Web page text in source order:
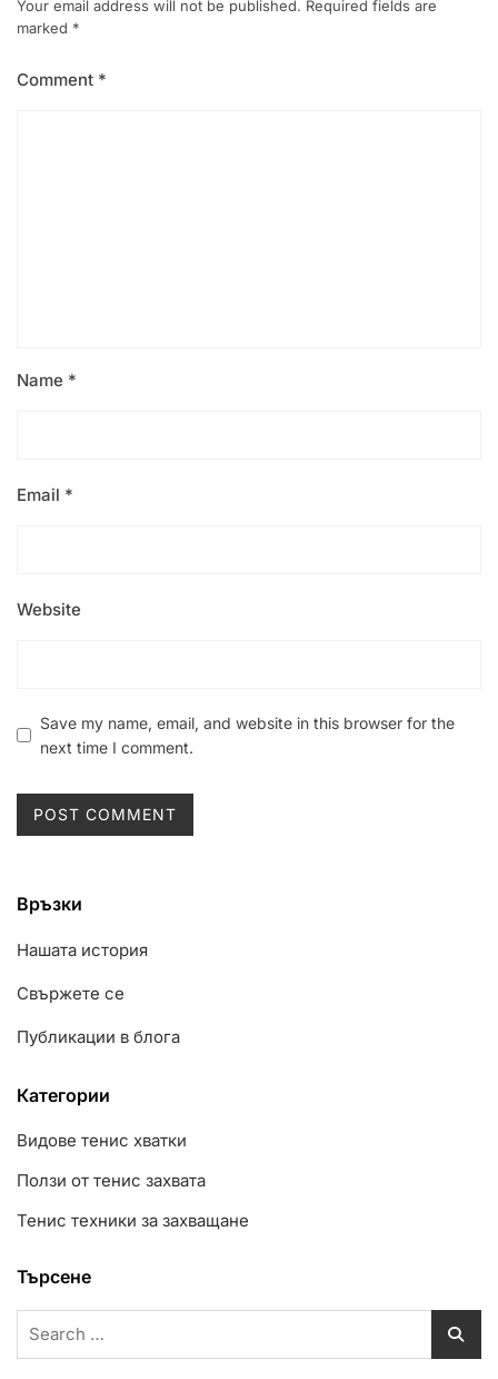
Your email address will not be published. Required fields are
marked *
Comment *
Name *
Email *
Website
Save my name, email, and website in this browser for the
next time I comment.
Връзки
Нашата история
Свържете се
Публикации в блога
Категории
Видове тенис хватки
Ползи от тенис захвата
Тенис техники за захващане
Търсене